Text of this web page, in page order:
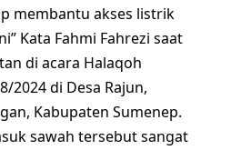
membantu akses listrik
Kata Fahmi Fahrezi saat
di acara Halaqoh
2024 di Desa Rajun,
Kabupaten Sumenep.
sawah tersebut sangat